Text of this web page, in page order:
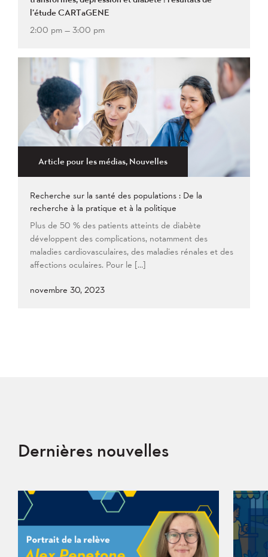
l’étude CARTaGENE
2:00 pm — 3:00 pm
Article pour les médias, Nouvelles
Recherche sur la santé des populations : De la
recherche à la pratique et à la politique
Plus de 50 % des patients atteints de diabète
développent des complications, notamment des
maladies cardiovasculaires, des maladies rénales et des
affections oculaires. Pour le […]
novembre 30, 2023
Dernières nouvelles